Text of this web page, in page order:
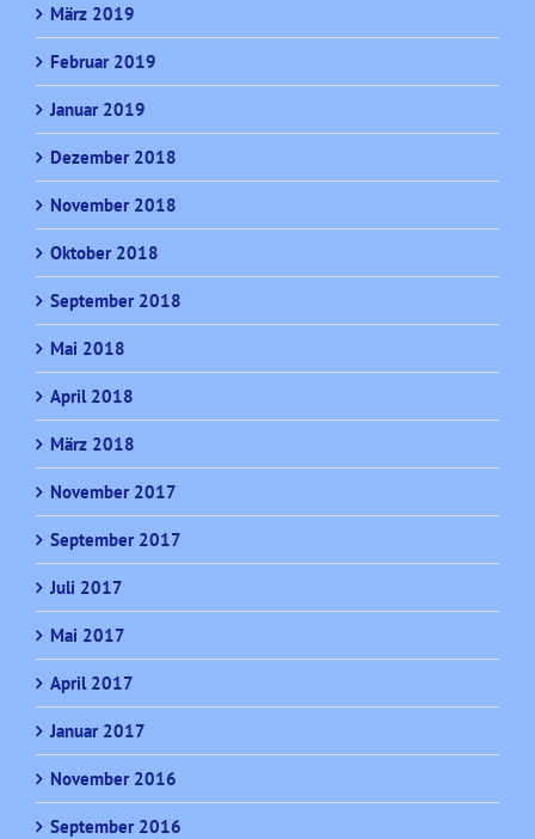
März 2019
Februar 2019
Januar 2019
Dezember 2018
November 2018
Oktober 2018
September 2018
Mai 2018
April 2018
März 2018
November 2017
September 2017
Juli 2017
Mai 2017
April 2017
Januar 2017
November 2016
September 2016